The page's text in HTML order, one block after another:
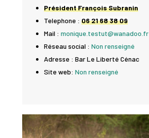
Président François Subranin
Telephone : 06 21 68 38 09
Mail : monique.testut@wanadoo.fr
Réseau social : Non renseigné
Adresse : Bar Le Liberté Cénac
Site web: Non renseigné